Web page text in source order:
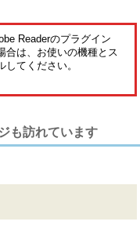
Readerのプラグイン
合は、お使いの機種とス
てください。
も訪れています